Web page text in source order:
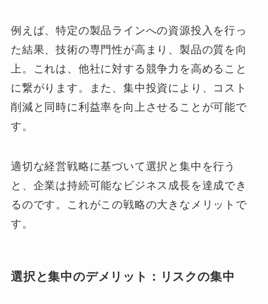
例えば、特定の製品ラインへの資源投入を行っ
た結果、技術の専門性が高まり、製品の質を向
上。これは、他社に対する競争力を高めること
に繋がります。また、集中投資により、コスト
削減と同時に利益率を向上させることが可能で
す。
適切な経営戦略に基づいて選択と集中を行う
と、企業は持続可能なビジネス成長を達成でき
るのです。これがこの戦略の大きなメリットで
す。
選択と集中のデメリット：リスクの集中